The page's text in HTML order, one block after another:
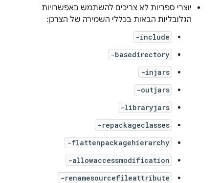
יוצרי ספריות לא צריכים להשתמש באפשרויות
הגלובליות הבאות בכללי השמירה של הצרכן:
-include
-basedirectory
-injars
-outjars
-libraryjars
-repackageclasses
-flattenpackagehierarchy
-allowaccessmodification
-renamesourcefileattribute